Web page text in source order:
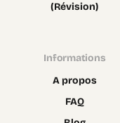
(Révision)
Informations
A propos
FAQ